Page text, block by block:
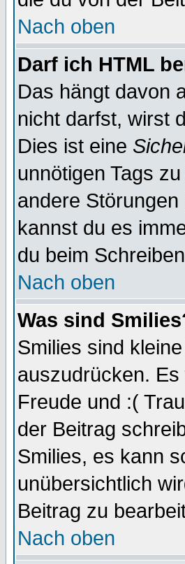
Nach oben
Darf ich HTML
Das hängt davon
nicht darfst, wirst
Dies ist eine
unnötigen Tags
andere
kannst du es
du beim
Nach oben
Was sind
Smilies sind
auszudrücken.
Freude und :(
der Beitrag
Smilies, es kann
unübersichtlich
Beitrag zu
Nach oben